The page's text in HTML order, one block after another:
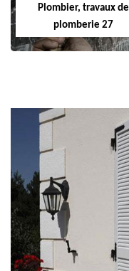
Plombier, travaux de
plomberie 27